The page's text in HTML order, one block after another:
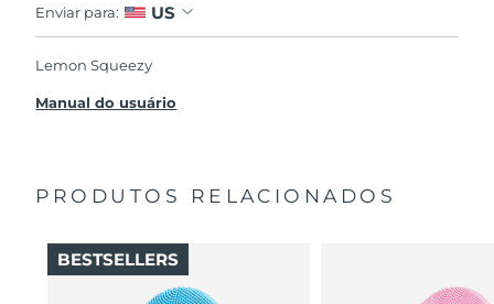
Enviar para: US
Lemon Squeezy
Manual do usuário
PRODUTOS RELACIONADOS
BESTSELLERS